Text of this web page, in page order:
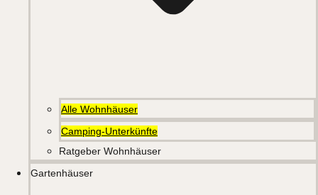
Alle Wohnhäuser
Camping-Unterkünfte
Ratgeber Wohnhäuser
Gartenhäuser